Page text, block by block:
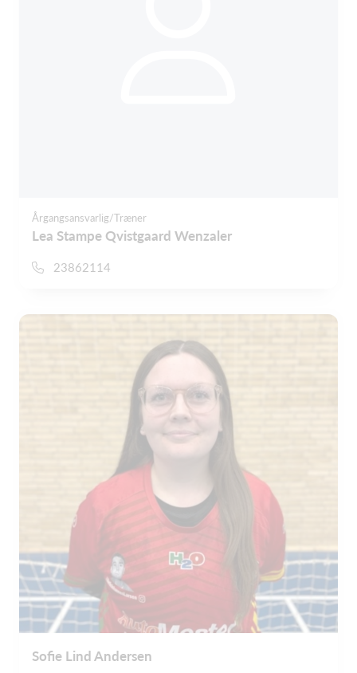
Årgangsansvarlig/Træner
Lea Stampe Qvistgaard Wenzaler
23862114
Sofie Lind Andersen